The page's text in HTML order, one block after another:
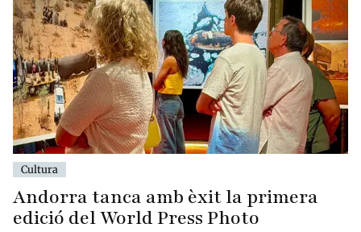
Cultura
Andorra tanca amb èxit la primera
edició del World Press Photo